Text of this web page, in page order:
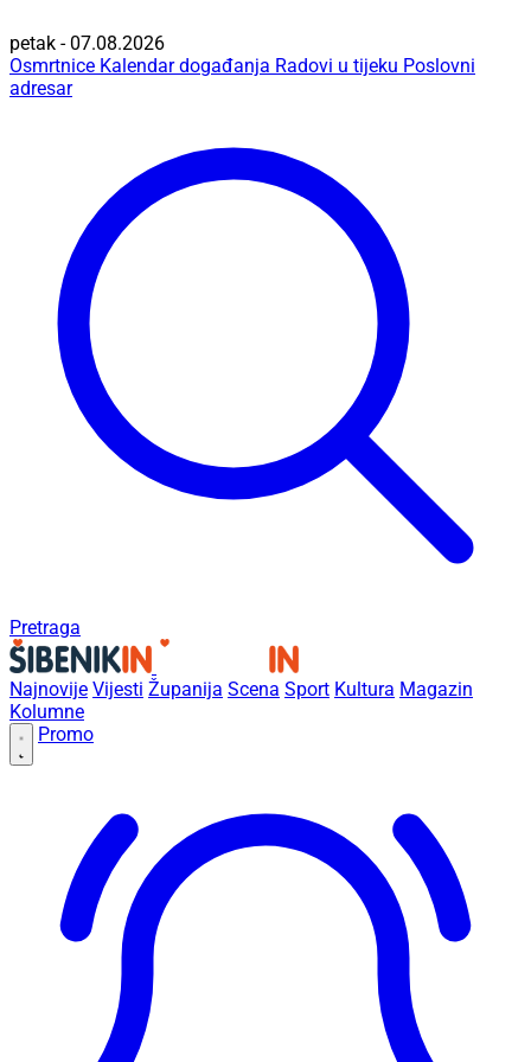
petak - 07.08.2026
Osmrtnice Kalendar događanja Radovi u tijeku Poslovni
adresar
Pretraga
Najnovije Vijesti Županija Scena Sport Kultura Magazin
Kolumne
Promo